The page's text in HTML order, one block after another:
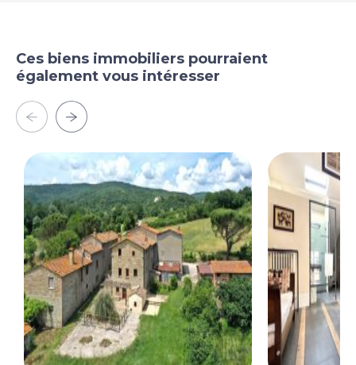
Ces biens immobiliers pourraient
également vous intéresser